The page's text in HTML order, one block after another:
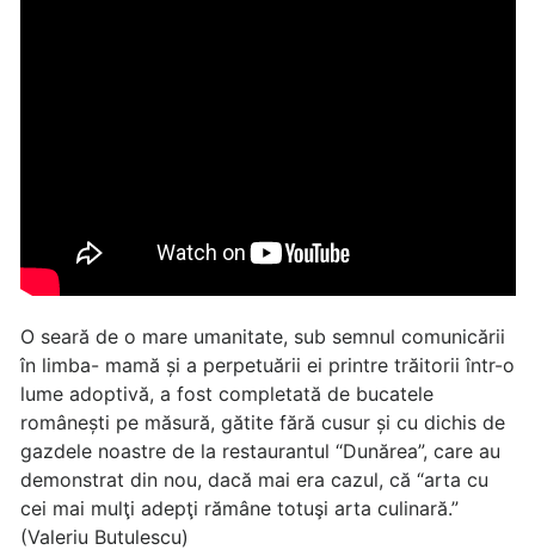
O seară de o mare umanitate, sub semnul comunicării
în limba- mamă și a perpetuării ei printre trăitorii într-o
lume adoptivă, a fost completată de bucatele
românești pe măsură, gătite fără cusur și cu dichis de
gazdele noastre de la restaurantul “Dunărea”, care au
demonstrat din nou, dacă mai era cazul, că “arta cu
cei mai mulţi adepţi rămâne totuşi arta culinară.”
(Valeriu Butulescu)